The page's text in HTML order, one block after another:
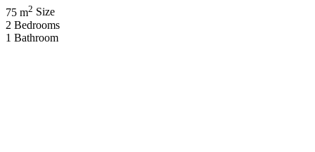
75 m2 Size
2 Bedrooms
1 Bathroom